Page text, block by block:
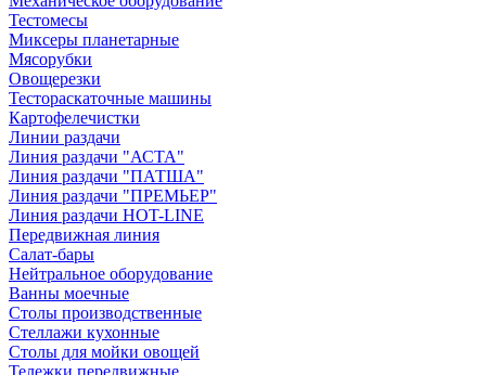
Тестомесы
Миксеры планетарные
Мясорубки
Овощерезки
Тестораскаточные машины
Картофелечистки
Линии раздачи
Линия раздачи "АСТА"
Линия раздачи "ПАТША"
Линия раздачи "ПРЕМЬЕР"
Линия раздачи HOT-LINE
Передвижная линия
Салат-бары
Нейтральное оборудование
Ванны моечные
Столы производственные
Стеллажи кухонные
Столы для мойки овощей
Тележки передвижные